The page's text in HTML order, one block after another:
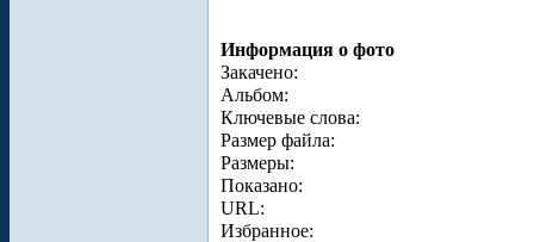
Информация о фото
Закачено:
Альбом:
Ключевые слова:
Размер файла:
Размеры:
Показано:
URL:
Избранное: